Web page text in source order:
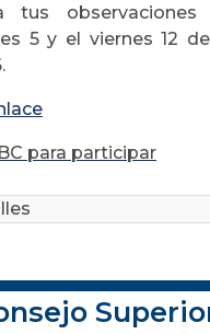
tus
5 y el viernes 12
para participar